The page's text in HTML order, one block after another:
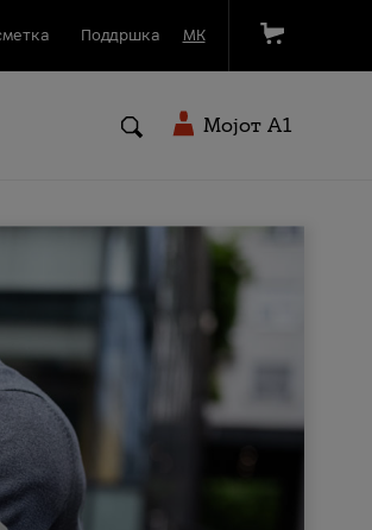
Поддршка МК
Мојот A1